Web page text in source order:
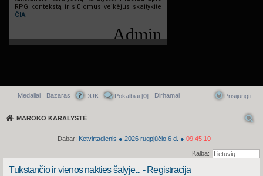
RPG kontekstą ir siūlomus veikėjus skaitykite
ČIA.
Admin
Greitasis meniu
Medaliai Bazaras DUK Pokalbiai [0] Dirhamai Prisijungti
MAROKO KARALYSTĖ
Dabar: Ketvirtadienis ● 2026 rugpjūčio 6 d. ● 09:45:10
Kalba:
Tūkstančio ir vienos nakties šalyje... - Registracija